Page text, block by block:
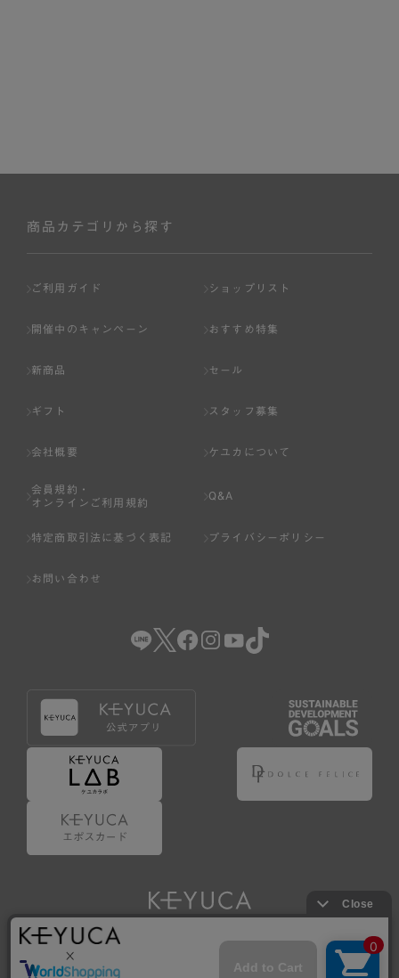
商品カテゴリから探す
ご利用ガイド ショップリスト
開催中のキャンペーン おすすめ特集
新商品 セール
ギフト スタッフ募集
会社概要 ケユカについて
会員規約・
オンラインご利用規約
Q&A
特定商取引法に基づく表記 プライバシーポリシー
お問い合わせ
Copyright © KAWAJUN Co., Ltd. All Rights Reserved.